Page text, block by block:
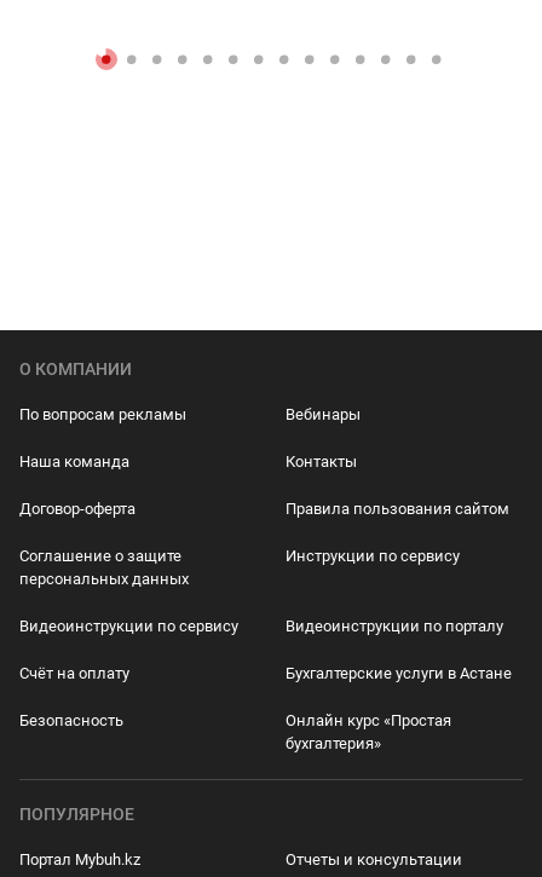
О КОМПАНИИ
По вопросам рекламы Вебинары
Наша команда Контакты
Договор-оферта Правила пользования сайтом
Соглашение о защите
персональных данных
Инструкции по сервису
Видеоинструкции по сервису Видеоинструкции по порталу
Счёт на оплату Бухгалтерские услуги в Астане
Безопасность
Онлайн курс «Простая
бухгалтерия»
ПОПУЛЯРНОЕ
Портал Mybuh.kz Отчеты и консультации